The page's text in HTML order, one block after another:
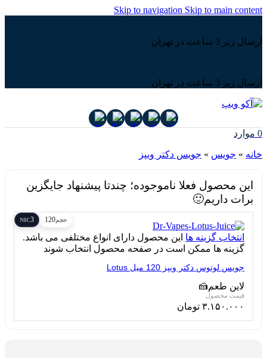
Skip to navigation Skip to main content
ارسال زیر 3 ساعت در تهران
ارسال زیر 3 ساعت در تهران
0 موارد
خانه » جویس » جویس دکتر ویپز
این محصول فعلا ناموجوده؛ چندتا پیشنهاد جایگزین
برات داریم🙂
حجم120
3
NIC
انتخاب گزینه ها این محصول دارای انواع مختلفی می باشد.
گزینه ها ممکن است در صفحه محصول انتخاب شوند
جویس لوتوس دکتر ویپز 120 میل Lotus
لاین طعم🍰
۳.۱۵۰.۰۰۰ تومان